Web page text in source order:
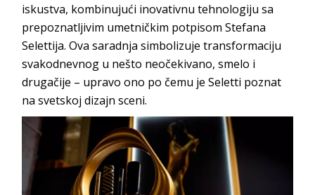
iskustva, kombinujući inovativnu tehnologiju sa
prepoznatljivim umetničkim potpisom Stefana
Selettija. Ova saradnja simbolizuje transformaciju
svakodnevnog u nešto neočekivano, smelo i
drugačije – upravo ono po čemu je Seletti poznat
na svetskoj dizajn sceni.